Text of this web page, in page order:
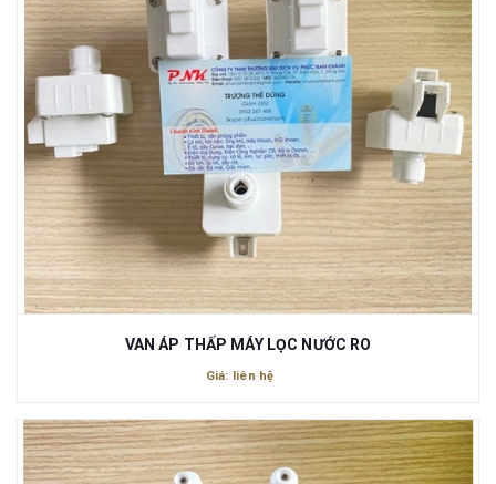
VAN ÁP THẤP MÁY LỌC NƯỚC RO
Giá: liên hệ